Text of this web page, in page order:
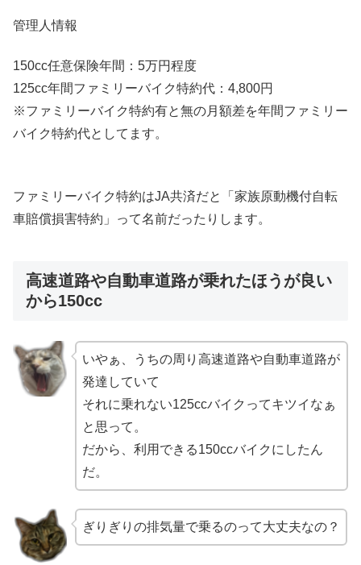
管理人情報
150cc任意保険年間：5万円程度
125cc年間ファミリーバイク特約代：4,800円
※ファミリーバイク特約有と無の月額差を年間ファミリー
バイク特約代としてます。
ファミリーバイク特約はJA共済だと「家族原動機付自転
車賠償損害特約」って名前だったりします。
高速道路や自動車道路が乗れたほうが良い
から150cc
いやぁ、うちの周り高速道路や自動車道路が
発達していて
それに乗れない125ccバイクってキツイなぁ
と思って。
だから、利用できる150ccバイクにしたん
だ。
ぎりぎりの排気量で乗るのって大丈夫なの？